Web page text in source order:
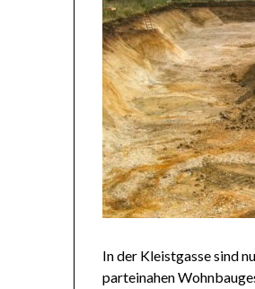
In der Kleistgasse sind
parteinahen